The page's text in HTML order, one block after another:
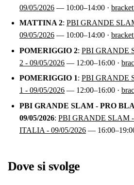
09/05/2026 — 10:00–14:00 ·
MATTINA 2: PBI GRANDE
09/05/2026 — 10:00–14:00 ·
POMERIGGIO 2: PBI GRANDE
2 - 09/05/2026 — 12:00–16:00 ·
POMERIGGIO 1: PBI GRANDE
1 - 09/05/2026 — 12:00–16:00 ·
PBI GRANDE SLAM - PRO
09/05/2026: PBI GRANDE SLAM
ITALIA - 09/05/2026 — 16:00
Dove si svolge